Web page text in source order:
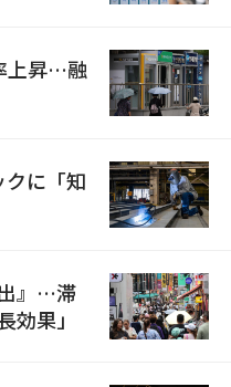
上昇…融
に「知
』…滞
効果」